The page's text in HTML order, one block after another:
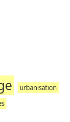
urbanisation